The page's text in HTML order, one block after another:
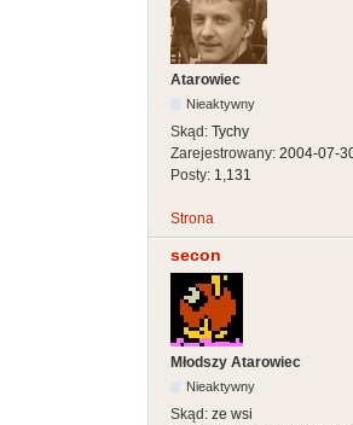
Atarowiec
Nieaktywny
Skąd: Tychy
Zarejestrowany: 2004-07-
Posty: 1,131
Strona
secon
Młodszy Atarowiec
Nieaktywny
Skąd: ze wsi